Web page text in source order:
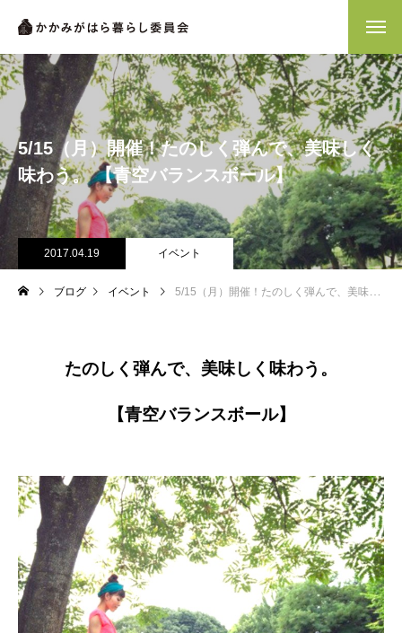
5/15（月）開催！たのしく弾んで、美味しく
味わう。 【青空バランスボール】
2017.04.19 イベント
ブログ イベント 5/15（月）開催！たのしく弾んで、美味しく味わう。 【青空バランスボール】
たのしく弾んで、美味しく味わう。
【青空バランスボール】